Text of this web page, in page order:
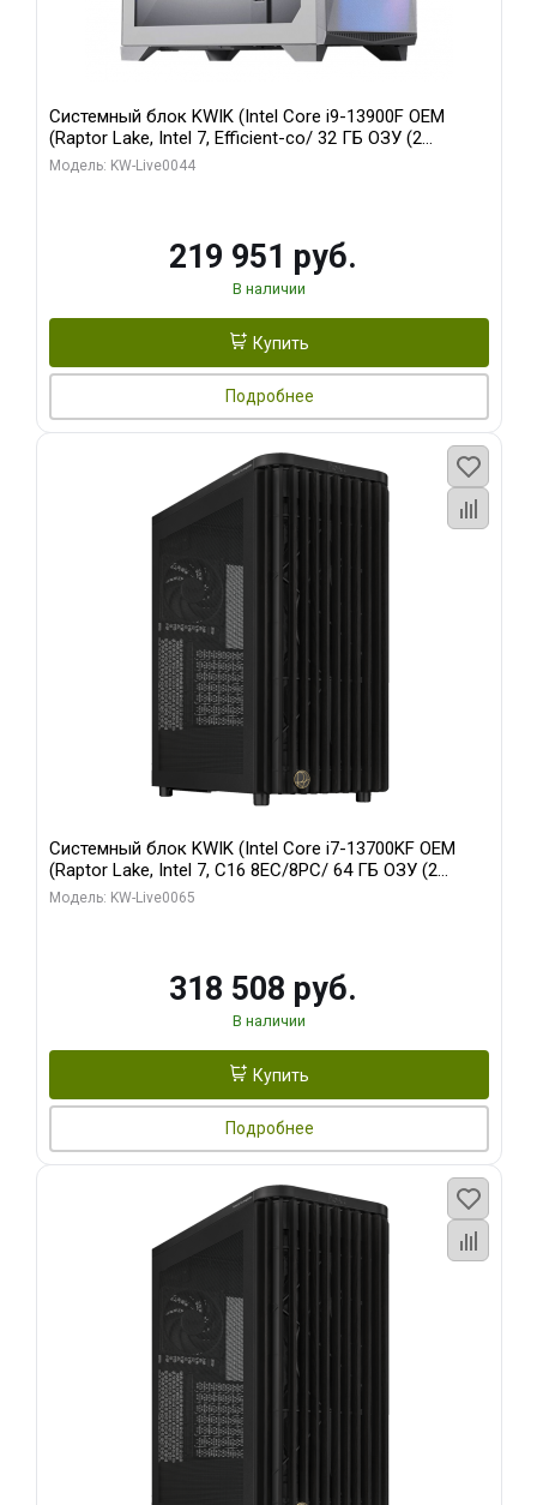
Системный блок KWIK (Intel Core i9-13900F OEM
(Raptor Lake, Intel 7, Efficient-co/ 32 ГБ ОЗУ (2
модуля)/ Gigabyte RTX5070Ti AERO OC 16GB GDDR7
Модель: KW-Live0044
219 951 руб.
В наличии
Купить
Подробнее
Системный блок KWIK (Intel Core i7-13700KF OEM
(Raptor Lake, Intel 7, C16 8EC/8PC/ 64 ГБ ОЗУ (2
модуля)/ ASUS RTX5080 PROART OC 16GB GDDR7
Модель: KW-Live0065
318 508 руб.
В наличии
Купить
Подробнее